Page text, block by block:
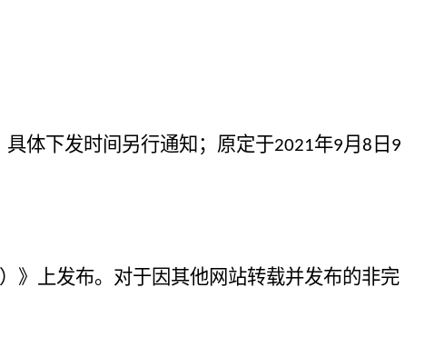
具体下发时间另行通知；原定于2021年9月 8 日 9
）》上发布。对于因其他网站转载并发布的非完